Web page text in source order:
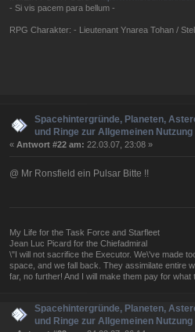
- Si vis pacem para bellum -
RPG Charakter: - Lieutenant Ynarea Tohan /
Spacehintergründe, Planeten,
und Ringe zur Allgemeinen
« Antwort #22 am: 22.03.07, 23:08 »
@ Mr Ronsfield ein Pulsar Bitte !!
My Life for the Task Force and Starfleet
Jean Luc Picard for the Chiefadmiral
\"I will not sacrifice the Executor. We\'ve made
space, and we fall back. They assimilate entire
far, no further! And I will make them pay for what
Spacehintergründe, Planeten,
und Ringe zur Allgemeinen